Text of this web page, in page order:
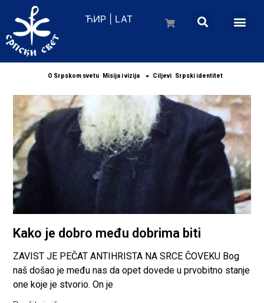
ЋИР LAT
O Srpskom svetu Misija i vizija Ciljevi Srpski identitet
Kako je dobro među dobrima biti
ZAVIST JE PEČAT ANTIHRISTA NA SRCE ČOVEKU Bog
naš došao je među nas da opet dovede u prvobitno stanje
one koje je stvorio. On je